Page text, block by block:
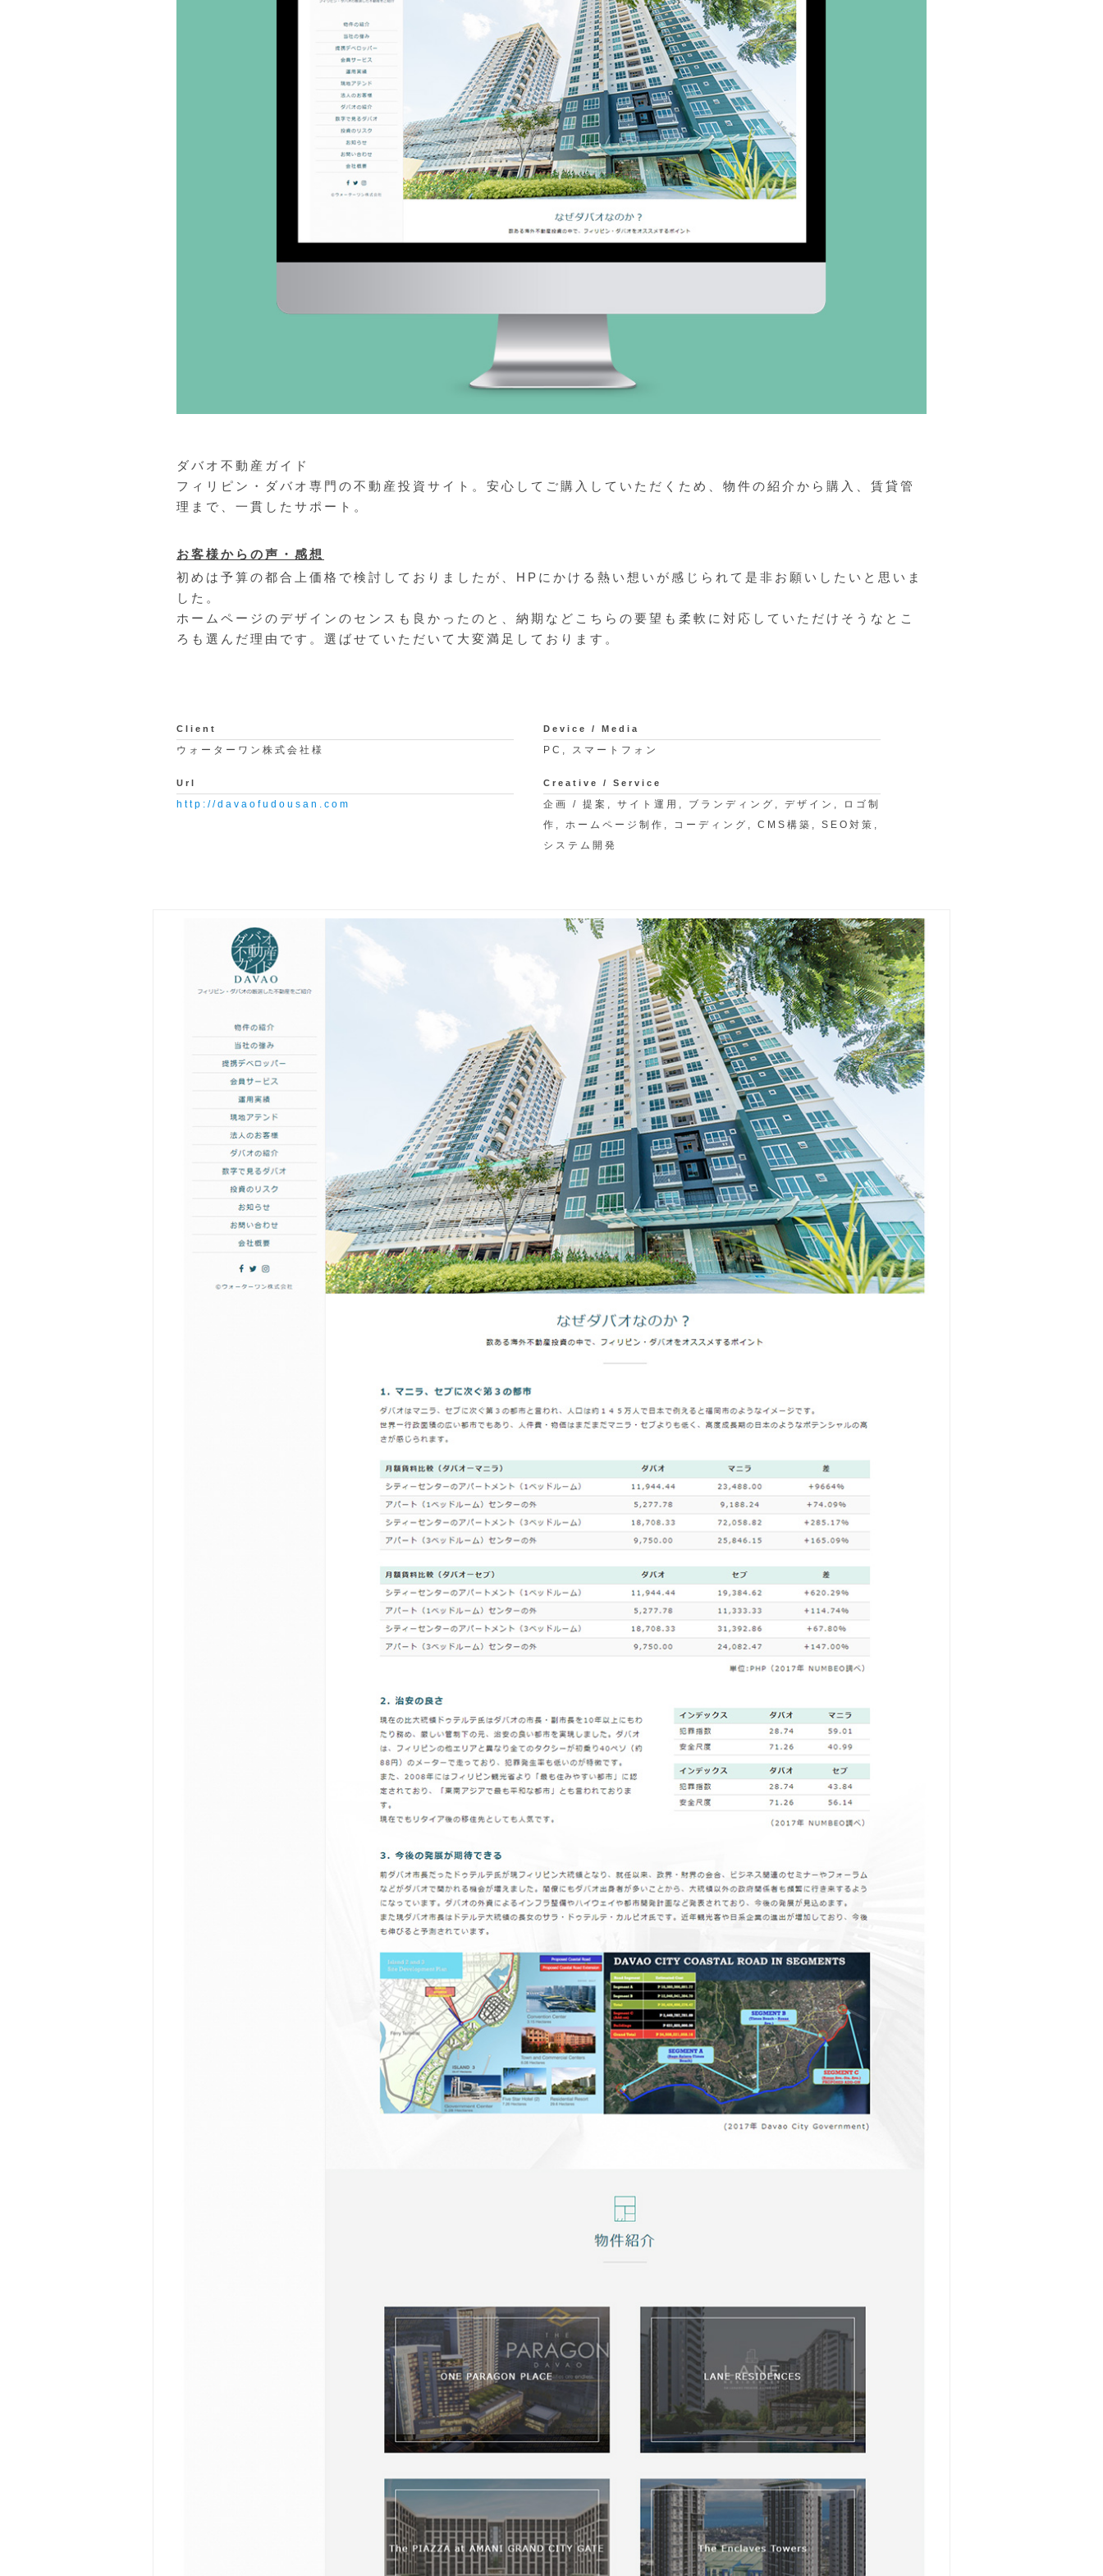
ダバオ不動産ガイド
フィリピン・ダバオ専門の不動産投資サイト。安心してご購入していただくため、物件の紹介から購入、賃貸管
理まで、一貫したサポート。
お客様からの声・感想
初めは予算の都合上価格で検討しておりましたが、HPにかける熱い想いが感じられて是非お願いしたいと思いま
した。
ホームページのデザインのセンスも良かったのと、納期などこちらの要望も柔軟に対応していただけそうなとこ
ろも選んだ理由です。選ばせていただいて大変満足しております。
Client
ウォーターワン株式会社様
Device / Media
PC, スマートフォン
Url
http://davaofudousan.com
Creative / Service
企画 / 提案, サイト運用, ブランディング, デザイン, ロゴ制
作, ホームページ制作, コーディング, CMS構築, SEO対策,
システム開発